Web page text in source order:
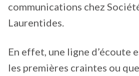
communications chez
Laurentides.
En effet, une ligne d’écoute
les premières craintes ou